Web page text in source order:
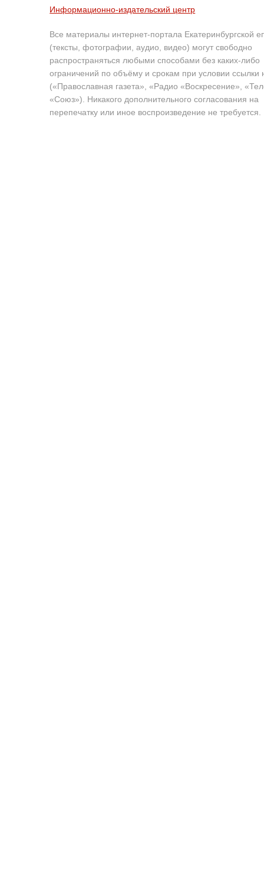
Информационно-издательский центр
Все материалы интернет-портала Екатеринбургской
(тексты, фотографии, аудио, видео) могут свободно
распространяться любыми способами без каких-либо
ограничений по объёму и срокам при условии ссылки
(«Православная газета», «Радио «Воскресение»,
«Союз»). Никакого дополнительного согласования на
перепечатку или иное воспроизведение не требуется.